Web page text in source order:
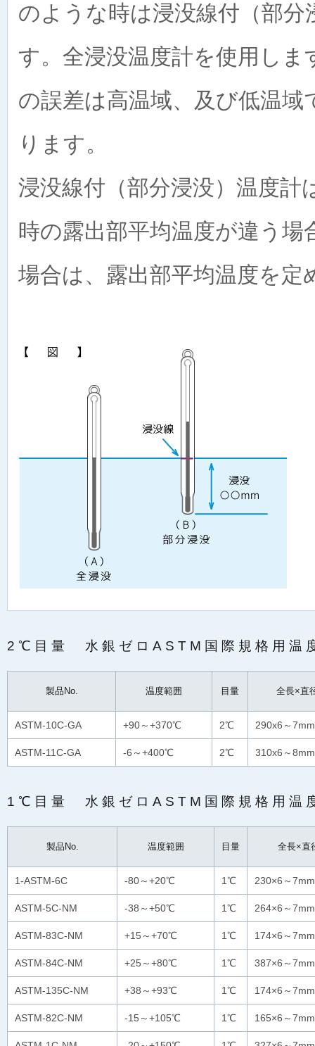
のような時は浸没線付（部
す。全浸没温度計を使用し
の誤差は高温域、及び低温
ります。
浸没線付（部分浸没）温度計
時の露出部平均温度が違う
場合は、露出部平均温度を定
2℃目量 水銀ゼロASTM国際規格用温
製品No. 温度範囲 目量 全長×直
ASTM-10C-GA +90～+370℃ 2℃ 290x6～7mm
ASTM-11C-GA -6～+400℃ 2℃ 310x6～8mm
1℃目量 水銀ゼロASTM国際規格用温
製品No. 温度範囲 目量 全長×直
1-ASTM-6C -80～+20℃ 1℃ 230×6～7mm
ASTM-5C-NM -38～+50℃ 1℃ 264×6～7mm
ASTM-83C-NM +15～+70℃ 1℃ 174×6～7mm
ASTM-84C-NM +25～+80℃ 1℃ 387×6～7mm
ASTM-135C-NM +38～+93℃ 1℃ 174×6～7mm
ASTM-82C-NM -15～+105℃ 1℃ 165×6～7mm